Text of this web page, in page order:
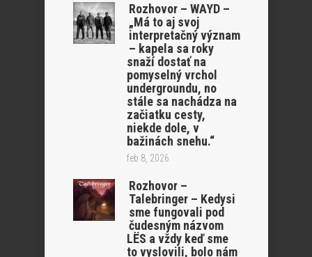
Rozhovor – WAYD –
„Má to aj svoj
interpretačný význam
– kapela sa roky
snaží dostať na
pomyselný vrchol
undergroundu, no
stále sa nachádza na
začiatku cesty,
niekde dole, v
bažinách snehu.“
feb 8, 2026
Rozhovor –
Talebringer – Kedysi
sme fungovali pod
čudesným názvom
LËS a vždy keď sme
to vyslovili, bolo nám